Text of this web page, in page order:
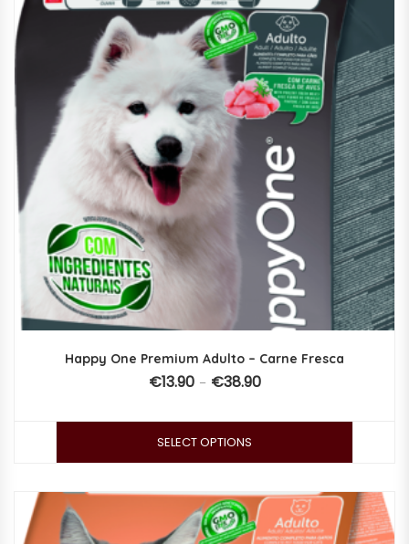
Happy One Premium Adulto – Carne Fresca
€13.90 – €38.90
SELECT OPTIONS